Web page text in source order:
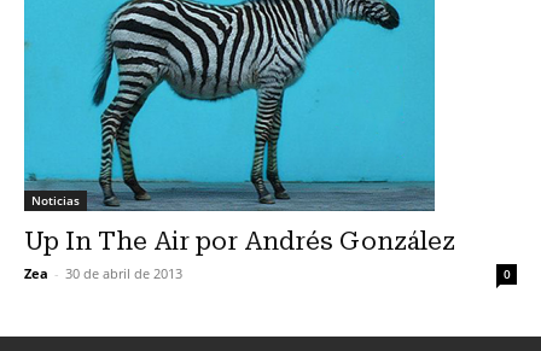
Noticias
Up In The Air por Andrés González
Zea - 30 de abril de 2013 0